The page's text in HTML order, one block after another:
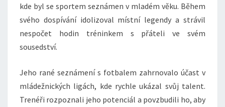
kde byl se sportem seznámen v mladém věku. Během
svého dospívání idolizoval místní legendy a strávil
nespočet hodin tréninkem s přáteli ve svém
sousedství.
Jeho rané seznámení s fotbalem zahrnovalo účast v
mládežnických ligách, kde rychle ukázal svůj talent.
Trenéři rozpoznali jeho potenciál a povzbudili ho, aby